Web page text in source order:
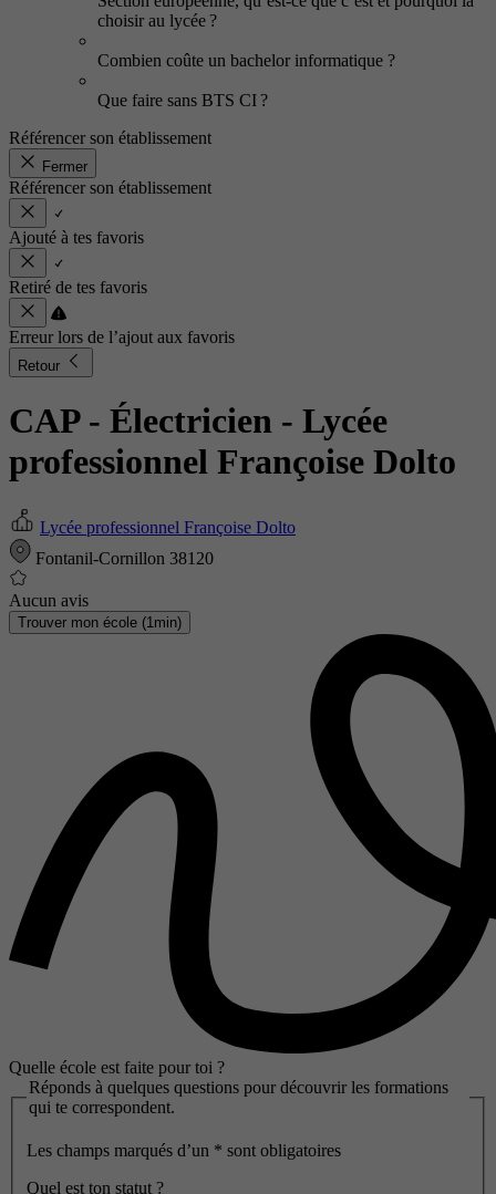
choisir au lycée ?
Combien coûte un bachelor informatique ?
Que faire sans BTS CI ?
Référencer son établissement
Fermer
Référencer son établissement
Ajouté à tes favoris
Retiré de tes favoris
Erreur lors de l’ajout aux favoris
Retour
CAP - Électricien - Lycée
professionnel Françoise Dolto
Lycée professionnel Françoise Dolto
Fontanil-Cornillon 38120
Aucun avis
Trouver mon école (1min)
Quelle école est faite pour toi ?
Réponds à quelques questions pour découvrir les formations
qui te correspondent.
Les champs marqués d’un * sont obligatoires
Quel est ton statut ?